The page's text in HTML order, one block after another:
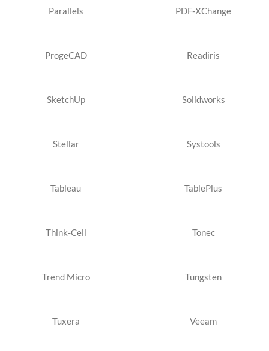
Parallels PDF-XChange
ProgeCAD Readiris
SketchUp Solidworks
Stellar Systools
Tableau TablePlus
Think-Cell Tonec
Trend Micro Tungsten
Tuxera Veeam